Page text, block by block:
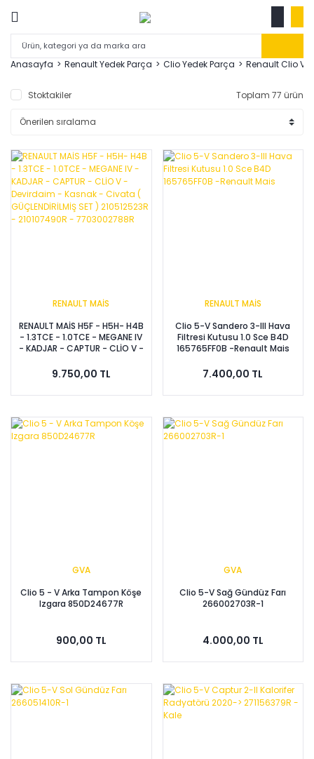
Anasayfa Renault Yedek Parça Clio Yedek Parça Renault Clio V
Stoktakiler Toplam 77 ürün
RENAULT MAİS
RENAULT MAİS H5F - H5H- H4B
- 1.3TCE - 1.0TCE - MEGANE IV
- KADJAR - CAPTUR - CLİO V -
( GÜÇLENDİRİLMİŞ SET )
210512523R - 210107490R -
7703002788R
9.750,00 TL
RENAULT MAİS
Clio 5-V Sandero 3-III Hava
Filtresi Kutusu 1.0 Sce B4D
165765FF0B -Renault Mais
7.400,00 TL
GVA
Clio 5 - V Arka Tampon Köşe
Izgara 850D24677R
900,00 TL
GVA
Clio 5-V Sağ Gündüz Farı
266002703R-1
4.000,00 TL